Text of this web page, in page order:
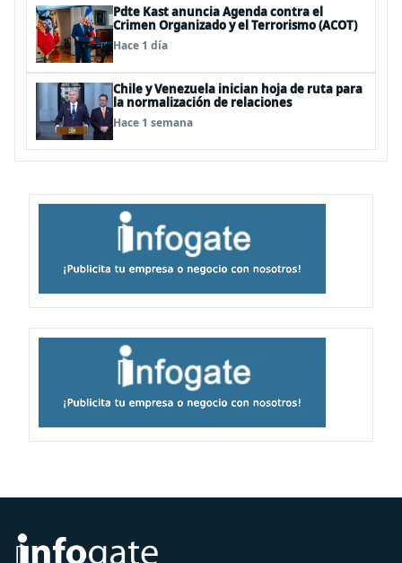
Pdte Kast anuncia Agenda contra el
Crimen Organizado y el Terrorismo (ACOT)
Hace 1 día
Chile y Venezuela inician hoja de ruta para
la normalización de relaciones
Hace 1 semana